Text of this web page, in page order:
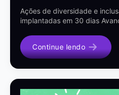
Ações de diversidade e
implantadas em 30 dias
Continue lendo